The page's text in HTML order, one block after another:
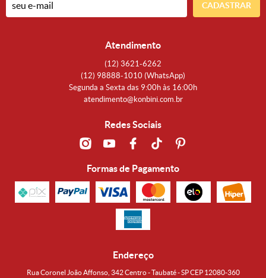
CADASTRAR
Atendimento
(12) 3621-6262
(12) 98888-1010 (WhatsApp)
Segunda a Sexta das 9:00h às 16:00h
atendimento@konbini.com.br
Redes Sociais
Formas de Pagamento
Endereço
Rua Coronel João Affonso, 342 Centro - Taubaté - SP CEP 12080-360